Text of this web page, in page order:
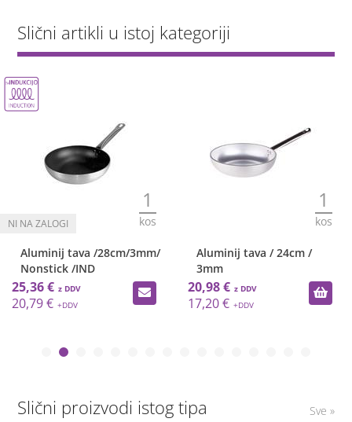
Slični artikli u istoj kategoriji
1
kos
Aluminij tava /28cm/3mm/
Nonstick /IND
25,36 €
20,79 €
1
kos
Aluminij tava / 24cm /
3mm
20,98 €
17,20 €
Slični proizvodi istog tipa Sve »